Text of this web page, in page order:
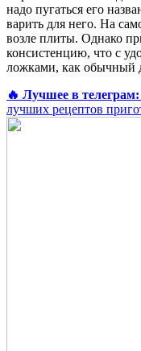
надо пугаться его
варить для него. На
возле плиты. Однако
консистенцию, что с
ложками, как обычный
🔥 Лучшее в телеграм:
лучших рецептов